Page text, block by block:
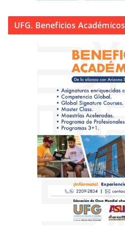
UFG. Beneficios Académicos